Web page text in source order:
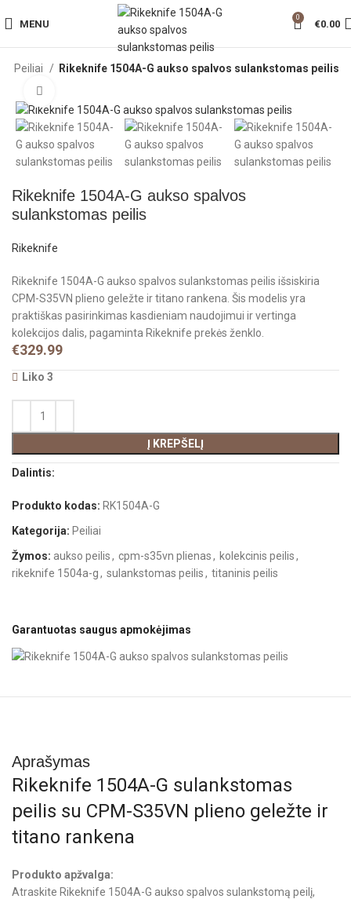
MENU
0
€0.00
Peiliai Rikeknife 1504A-G aukso spalvos sulankstomas peilis
Rikeknife 1504A-G aukso spalvos
sulankstomas peilis
Rikeknife
Rikeknife 1504A-G aukso spalvos sulankstomas peilis išsiskiria
CPM-S35VN plieno geležte ir titano rankena. Šis modelis yra
praktiškas pasirinkimas kasdieniam naudojimui ir vertinga
kolekcijos dalis, pagaminta Rikeknife prekės ženklo.
€329.99
Liko 3
Į KREPŠELĮ
Dalintis:
Produkto kodas: RK1504A-G
Kategorija: Peiliai
Žymos: aukso peilis, cpm-s35vn plienas, kolekcinis peilis,
rikeknife 1504a-g, sulankstomas peilis, titaninis peilis
Garantuotas saugus apmokėjimas
Aprašymas
Rikeknife 1504A-G sulankstomas
peilis su CPM-S35VN plieno geležte ir
titano rankena
Produkto apžvalga:
Atraskite Rikeknife 1504A-G aukso spalvos sulankstomą peilį,